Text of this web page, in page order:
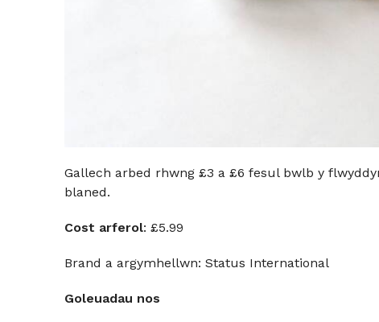
Gallech arbed rhwng £3 a £6 fesul bwlb y
blaned.
Cost arferol: £5.99
Brand a argymhellwn: Status International
Goleuadau nos